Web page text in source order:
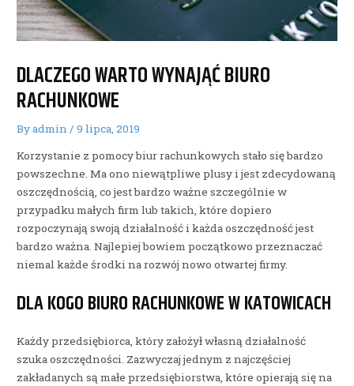
DLACZEGO WARTO WYNAJĄĆ BIURO
RACHUNKOWE
Byadmin/9 lipca, 2019
Korzystanie z pomocy biur rachunkowych stało się bardzo
powszechne. Ma ono niewątpliwe plusy i jest zdecydowaną
oszczędnością, co jest bardzo ważne szczególnie w
przypadku małych firm lub takich, które dopiero
rozpoczynają swoją działalność i każda oszczędność jest
bardzo ważna. Najlepiej bowiem początkowo przeznaczać
niemal każde środki na rozwój nowo otwartej firmy.
DLA KOGO BIURO RACHUNKOWE W KATOWICACH
Każdy przedsiębiorca, który założył własną działalność
szuka oszczędności. Zazwyczaj jednym z najczęściej
zakładanych są małe przedsiębiorstwa, które opierają się na